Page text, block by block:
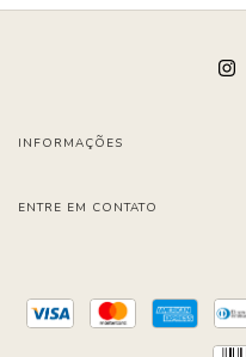
INFORMAÇÕES
ENTRE EM CONTATO